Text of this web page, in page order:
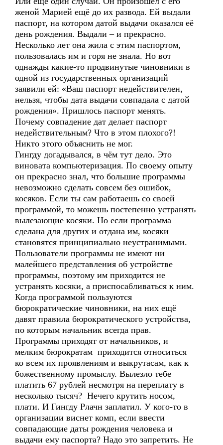
женой Марией ещё до их развода. Ей выдали
паспорт, на котором датой выдачи оказался её
день рождения. Выдали – и прекрасно.
Несколько лет она жила с этим паспортом,
пользовалась им и горя не знала. Но вот
однажды какие-то продвинутые чиновники в
одной из государственных организаций
заявили ей: «Ваш паспорт недействителен,
нельзя, чтобы дата выдачи совпадала с датой
рождения». Пришлось паспорт менять.
Почему совпадение дат делает паспорт
недействительным? Что в этом плохого?!
Никто этого объяснить не мог.
Гингду догадывался, в чём тут дело. Это
виновата компьютеризация. По своему опыту
он прекрасно знал, что большие программы
невозможно сделать совсем без ошибок,
косяков. Если ты сам работаешь со своей
программой, то можешь постепенно устранять
вылезающие косяки. Но если программа
сделана для других и отдана им, косяки
становятся принципиально неустранимыми.
Пользователи программы не имеют ни
малейшего представления об устройстве
программы, поэтому им приходится не
устранять косяки, а приспосабливаться к ним.
Когда программой пользуются
бюрократические чиновники, на них ещё
давят правила бюрократического устройства,
по которым начальник всегда прав.
Программы приходят от начальников, и
мелким бюрократам приходится относиться
ко всем их проявлениям и выкрутасам, как к
божественному промыслу. Вылезло тебе
платить 67 рублей несмотря на переплату в
несколько тысяч? Нечего крутить носом,
плати. И Гингду Рлачн заплатил. У кого-то в
организации виснет комп, если ввести
совпадающие даты рождения человека и
выдачи ему паспорта? Надо это запретить. Не